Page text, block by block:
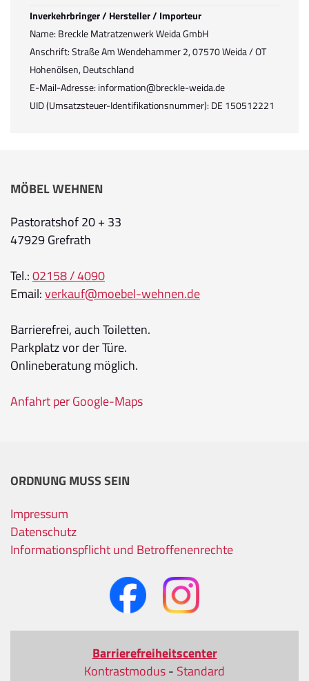
Inverkehrbringer / Hersteller / Importeur
Name: Breckle Matratzenwerk Weida GmbH
Anschrift: Straße Am Wendehammer 2, 07570 Weida / OT
Hohenölsen, Deutschland
E-Mail-Adresse: information@breckle-weida.de
UID (Umsatzsteuer-Identifikationsnummer): DE 150512221
MÖBEL WEHNEN
Pastoratshof 20 + 33
47929 Grefrath
Tel.:02158 / 4090
Email:verkauf@moebel-wehnen.de
Barrierefrei, auch Toiletten.
Parkplatz vor der Türe.
Onlineberatung möglich.
Anfahrt per Google-Maps
ORDNUNG MUSS SEIN
Impressum
Datenschutz
Informationspflicht und Betroffenenrechte
Barrierefreiheitscenter
Kontrastmodus- Standard